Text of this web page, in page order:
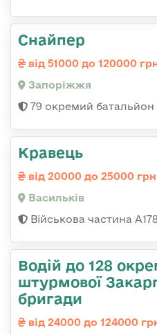
Снайпер
від 51000 до 120000
Запоріжжя
79 окремий
Кравець
від 20000 до 25000 грн
Васильків
Військова частина
Водій до 128
штурмової
бригади
від 24000 до 124000